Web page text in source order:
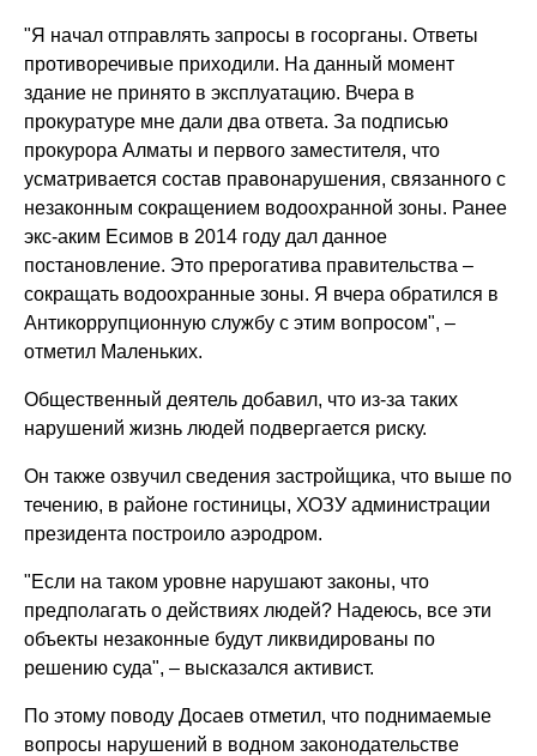
"Я начал отправлять запросы в госорганы. Ответы
противоречивые приходили. На данный момент
здание не принято в эксплуатацию. Вчера в
прокуратуре мне дали два ответа. За подписью
прокурора Алматы и первого заместителя, что
усматривается состав правонарушения, связанного с
незаконным сокращением водоохранной зоны. Ранее
экс-аким Есимов в 2014 году дал данное
постановление. Это прерогатива правительства –
сокращать водоохранные зоны. Я вчера обратился в
Антикоррупционную службу с этим вопросом", –
отметил Маленьких.
Общественный деятель добавил, что из-за таких
нарушений жизнь людей подвергается риску.
Он также озвучил сведения застройщика, что выше по
течению, в районе гостиницы, ХОЗУ администрации
президента построило аэродром.
"Если на таком уровне нарушают законы, что
предполагать о действиях людей? Надеюсь, все эти
объекты незаконные будут ликвидированы по
решению суда", – высказался активист.
По этому поводу Досаев отметил, что поднимаемые
вопросы нарушений в водном законодательстве